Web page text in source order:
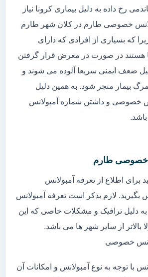
رخ داده به دلیل بیماری کرونا نیاز
خصوصی طارم در کلان شهر طارم
که بسیاری از افرادی که دارای
هستند در صورت در معرض قرار گرفتن
ضعف ایمنی سریعا آلوده می شوند و
بیمار منجر شود. به همین دلیل
خصوصی و داشتن شماره آمبولانس
خصوصی طارم
برای اطلاع از تعرفه آمبولانس
لازم بذکر است تعرفه آمبولانس
دلیل ترافیک و مشکلات خاصی که این
بالاتر از سایر شهر ها می باشد.
خصوصی
با توجه به نوع آمبولانس و امکانات آن